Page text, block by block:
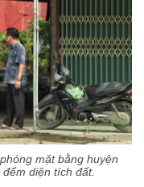
mặt bằng huyện
diện tích đất.